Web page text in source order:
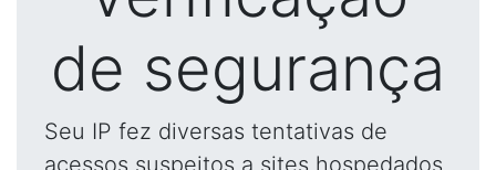
de segurança
Seu IP fez diversas tentativas de
acessos suspeitos a sites hospedados